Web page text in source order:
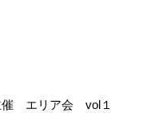
催 エリア会 vol１